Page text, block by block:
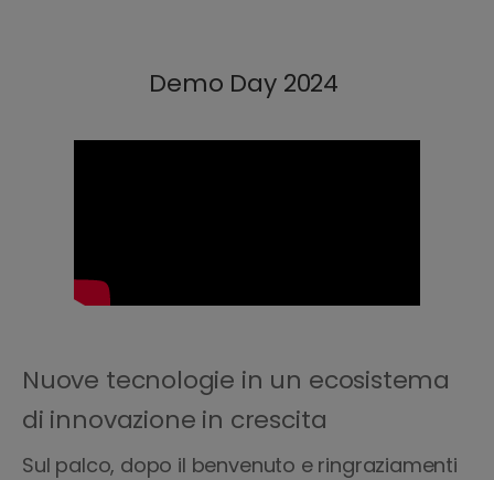
Demo Day 2024
Nuove tecnologie in un ecosistema
di innovazione in crescita
Sul palco, dopo il benvenuto e ringraziamenti